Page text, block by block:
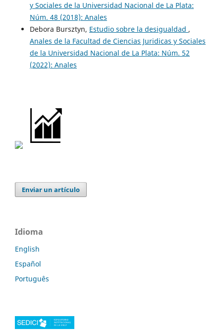
y Sociales de la Universidad Nacional de La Plata:
Núm. 48 (2018): Anales
Debora Bursztyn, Estudio sobre la desigualdad ,
Anales de la Facultad de Ciencias Juridicas y Sociales
de la Universidad Nacional de La Plata: Núm. 52
(2022): Anales
Enviar un artículo
Idioma
English
Español
Português